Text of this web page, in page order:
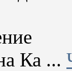
Ка ...